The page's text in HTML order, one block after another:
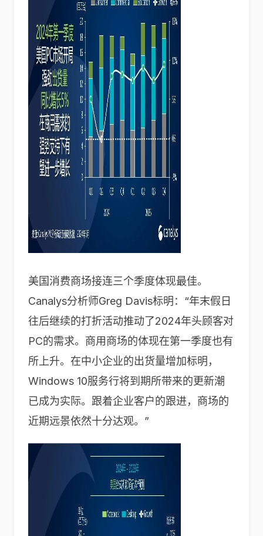
美国消费商场接连三个季度体现最佳。
Canalys分析师Greg Davis标明：“年末假日
往后继续的打折活动推动了2024年头顾客对
PC的需求。商用商场的体现在第一季度也有
所上升。在中小企业的出货量增加标明，
Windows 10服务行将到期所带来的更新潮
已成为实际。跟着企业客户的跟进，商场的
近期远景依然十分达观。”